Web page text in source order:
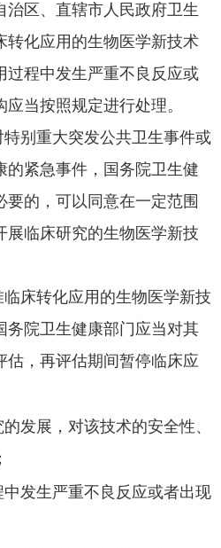
治区、直辖市人民政府卫生
转化应用的生物医学新技术
过程中发生严重不良反应或
当按照规定进行处理。
别重大突发公共卫生事件或
的紧急事件，国务院卫生健
要的，可以同意在一定范围
展临床研究的生物医学新技
床转化应用的生物医学新技
务院卫生健康部门应当对其
估，再评估期间暂停临床应
的发展，对该技术的安全性、
中发生严重不良反应或者出现